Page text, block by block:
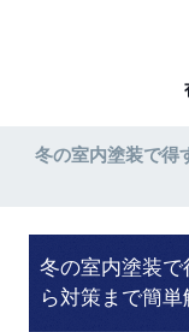
冬の室内塗装で得
冬の室内塗装
ら対策まで簡単